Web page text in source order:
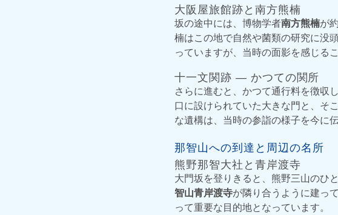
大阪屋旅館跡と南方熊楠
坂の途中には、博物学者南方熊楠が
楠はこの地で自然や菌類の研究に没
っていますが、当時の面影を感じる
十一文関跡 ― かつての関所
さらに進むと、かつて通行料を徴収
口に設けられていた大きな門と、そ
な遺構は、当時の参詣の様子を今に
那智山への到達と周辺の名所
熊野那智大社と青岸渡寺
大門坂を登りきると、熊野三山のひ
智山青岸渡寺が隣り合うように建っ
って重要な目的地となっています。